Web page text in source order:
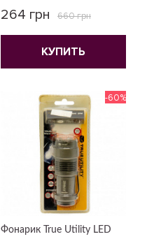
264 грн 660 грн
КУПИТЬ
Фонарик True Utility LED
-60%